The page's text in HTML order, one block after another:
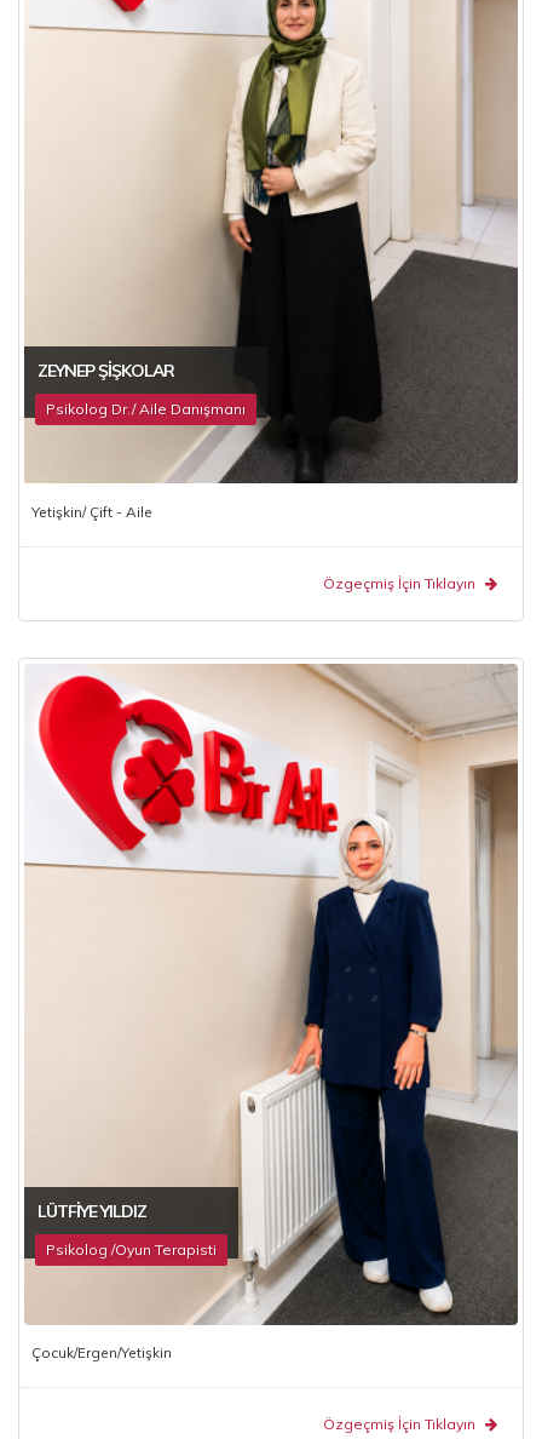
ZEYNEP ŞIŞKOLAR
Psikolog Dr./ Aile Danışmanı
Yetişkin/ Çift - Aile
Özgeçmiş İçin Tıklayın
LÜTFIYE YILDIZ
Psikolog /Oyun Terapisti
Çocuk/Ergen/Yetişkin
Özgeçmiş İçin Tıklayın